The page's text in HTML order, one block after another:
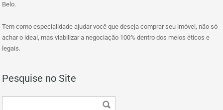
Belo.
Tem como especialidade ajudar você que deseja comprar seu imóvel, não só
achar o ideal, mas viabilizar a negociação 100% dentro dos meios éticos e
legais.
Pesquise no Site